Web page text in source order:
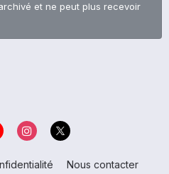
et ne peut plus recevoir
Nous contacter